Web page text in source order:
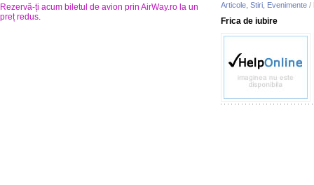
Rezervă-ți acum biletul de avion prin AirWay.ro la un
preț redus.
Articole, Stiri, Evenimente /
Frica de iubire